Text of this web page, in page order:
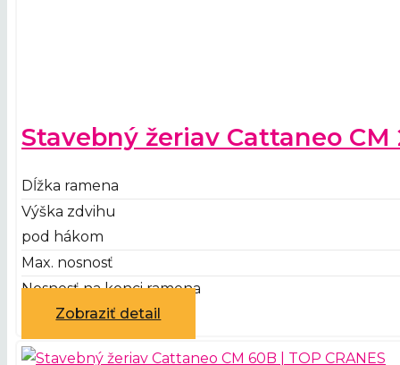
Stavebný žeriav Cattaneo CM
Dĺžka ramena
Výška zdvihu
pod hákom
Max. nosnosť
Nosnosť na konci ramena
Zobraziť detail